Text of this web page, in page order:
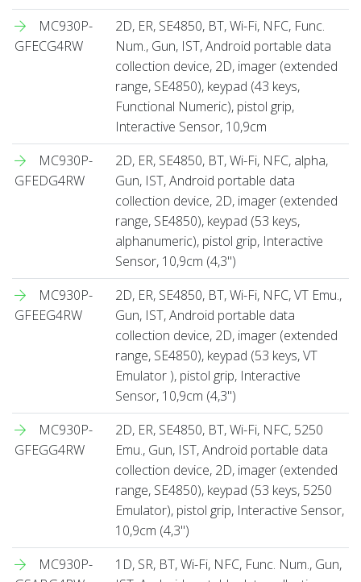
MC930P-
GFECG4RW
2D, ER, SE4850, BT, Wi-Fi, NFC, Func.
Num., Gun, IST, Android portable data
collection device, 2D, imager (extended
range, SE4850), keypad (43 keys,
Functional Numeric), pistol grip,
Interactive Sensor, 10,9cm
MC930P-
GFEDG4RW
2D, ER, SE4850, BT, Wi-Fi, NFC, alpha,
Gun, IST, Android portable data
collection device, 2D, imager (extended
range, SE4850), keypad (53 keys,
alphanumeric), pistol grip, Interactive
Sensor, 10,9cm (4,3'')
MC930P-
GFEEG4RW
2D, ER, SE4850, BT, Wi-Fi, NFC, VT Emu.,
Gun, IST, Android portable data
collection device, 2D, imager (extended
range, SE4850), keypad (53 keys, VT
Emulator ), pistol grip, Interactive
Sensor, 10,9cm (4,3'')
MC930P-
GFEGG4RW
2D, ER, SE4850, BT, Wi-Fi, NFC, 5250
Emu., Gun, IST, Android portable data
collection device, 2D, imager (extended
range, SE4850), keypad (53 keys, 5250
Emulator), pistol grip, Interactive Sensor,
10,9cm (4,3'')
MC930P-
1D, SR, BT, Wi-Fi, NFC, Func. Num., Gun,